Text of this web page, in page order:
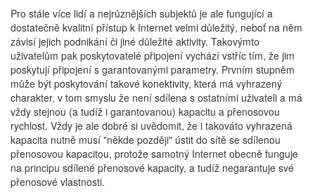
Pro stále více lidí a nejrůznějších subjektů je ale fungující a
dostatečně kvalitní přístup k Internet velmi důležitý, neboť na něm
závisí jejich podnikání či jiné důležité aktivity. Takovýmto
uživatelům pak poskytovatelé připojení vychází vstříc tím, že jim
poskytují připojení s garantovanými parametry. Prvním stupněm
může být poskytování takové konektivity, která má vyhrazený
charakter, v tom smyslu že není sdílena s ostatními uživateli a má
vždy stejnou (a tudíž i garantovanou) kapacitu a přenosovou
rychlost. Vždy je ale dobré si uvědomit, že i takováto vyhrazená
kapacita nutně musí "někde později" ústit do sítě se sdílenou
přenosovou kapacitou, protože samotný Internet obecně funguje
na principu sdílené přenosové kapacity, a tudíž negarantuje své
přenosové vlastnosti.